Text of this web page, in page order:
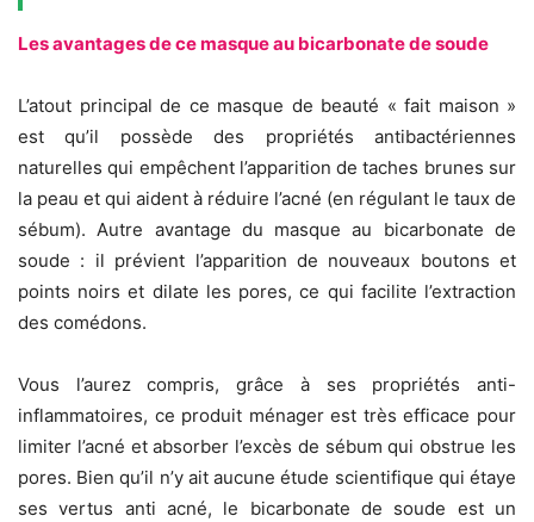
Les avantages de ce masque au bicarbonate de soude
L’atout principal de ce masque de beauté « fait maison »
est qu’il possède des propriétés antibactériennes
naturelles qui empêchent l’apparition de taches brunes sur
la peau et qui aident à réduire l’acné (en régulant le taux de
sébum). Autre avantage du masque au bicarbonate de
soude : il prévient l’apparition de nouveaux boutons et
points noirs et dilate les pores, ce qui facilite l’extraction
des comédons.
Vous l’aurez compris, grâce à ses propriétés anti-
inflammatoires, ce produit ménager est très efficace pour
limiter l’acné et absorber l’excès de sébum qui obstrue les
pores. Bien qu’il n’y ait aucune étude scientifique qui étaye
ses vertus anti acné, le bicarbonate de soude est un